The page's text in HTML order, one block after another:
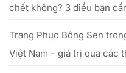
chết không? 3 điều bạn
Trang Phục Bông Sen
Việt Nam – giá trị qua các